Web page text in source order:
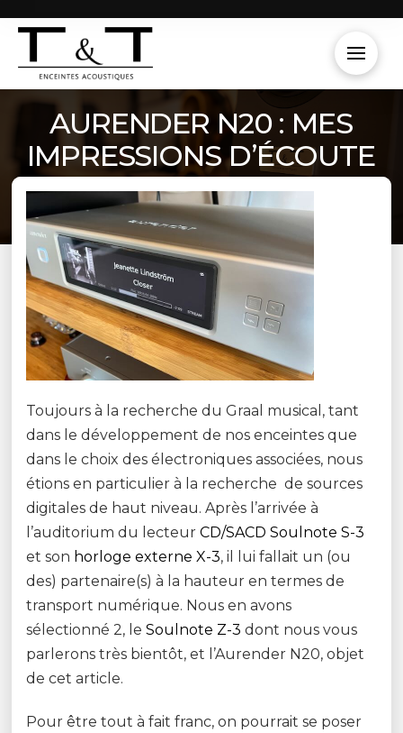
AURENDER N20 : MES
IMPRESSIONS D’ÉCOUTE
Toujours à la recherche du Graal musical, tant
dans le développement de nos enceintes que
dans le choix des électroniques associées, nous
étions en particulier à la recherche de sources
digitales de haut niveau. Après l’arrivée à
l’auditorium du lecteurCD/SACD Soulnote S-3
et son horloge externe X-3, il lui fallait un (ou
des) partenaire(s) à la hauteur en termes de
transport numérique. Nous en avons
sélectionné 2, leSoulnote Z-3 dont nous vous
parlerons très bientôt, et l’Aurender N20, objet
de cet article.
Pour être tout à fait franc, on pourrait se poser